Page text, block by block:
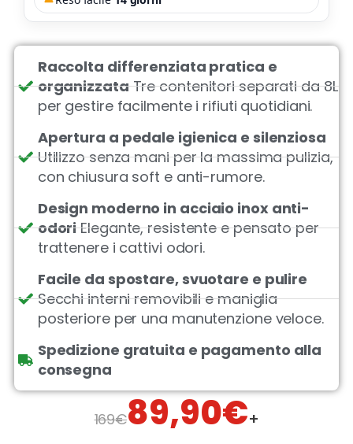
Raccolta differenziata pratica e
organizzataTre contenitori separati da 8L
per gestire facilmente i rifiuti quotidiani.
Apertura a pedale igienica e silenziosa
Utilizzo senza mani per la massima pulizia,
con chiusura soft e anti-rumore.
Design moderno in acciaio inox anti-
odoriElegante, resistente e pensato per
trattenere i cattivi odori.
Facile da spostare, svuotare e pulire
Secchi interni removibili e maniglia
posteriore per una manutenzione veloce.
Spedizione gratuita e pagamento alla
consegna
169€89,90€+